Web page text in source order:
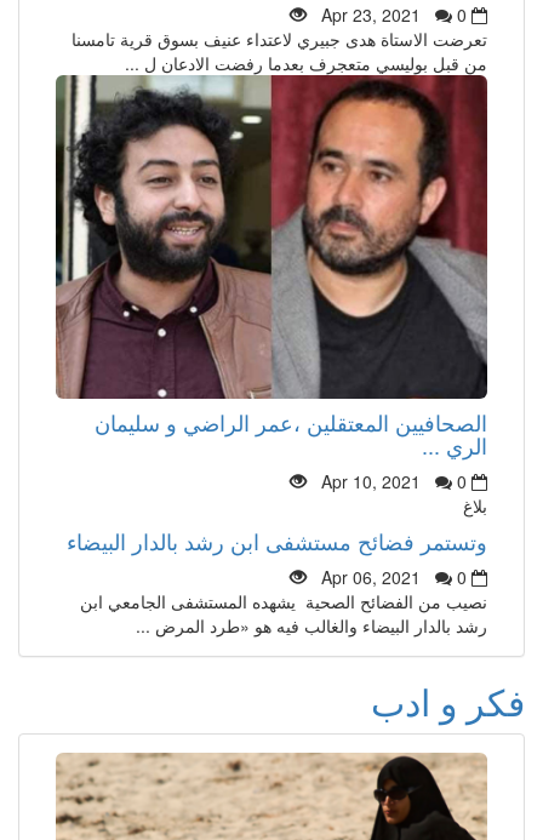
Apr 23, 2021
0
تعرضت الاستاة هدى جبيري لاعتداء عنيف بسوق قرية تامسنا
من قبل بوليسي متعجرف بعدما رفضت الادعان ل ...
الصحافيين المعتقلين ،عمر الراضي و سليمان
الري ...
Apr 10, 2021
0
بلاغ
وتستمر فضائح مستشفى ابن رشد بالدار البيضاء
Apr 06, 2021
0
نصيب من الفضائح الصحية يشهده المستشفى الجامعي ابن
رشد بالدار البيضاء والغالب فيه هو «طرد المرض ...
فكر و ادب